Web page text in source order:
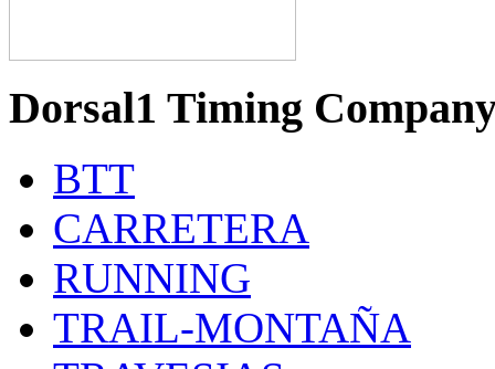
Dorsal1 Timing
BTT
CARRETERA
RUNNING
TRAIL-MONTAÑA